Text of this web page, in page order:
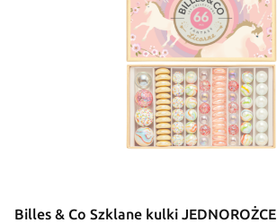
Billes & Co Szklane kulki JEDNOROŻCE